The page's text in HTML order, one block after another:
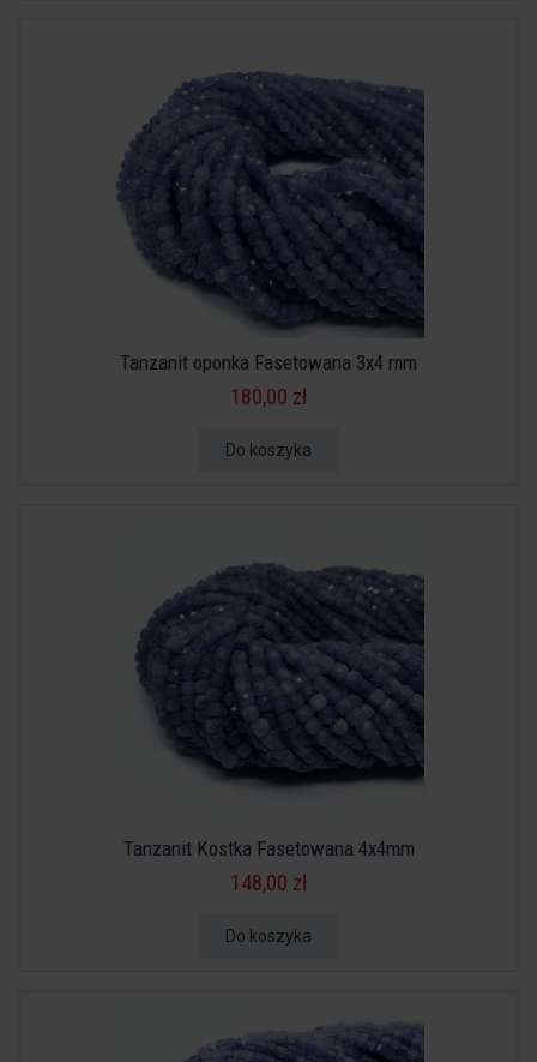
Tanzanit oponka Fasetowana 3x4 mm
180,00 zł
Do koszyka
Tanzanit Kostka Fasetowana 4x4mm
148,00 zł
Do koszyka